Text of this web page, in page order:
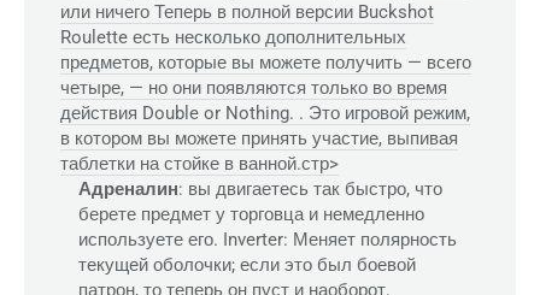
или ничего Теперь в полной версии Buckshot
Roulette есть несколько дополнительных
предметов, которые вы можете получить — всего
четыре, — но они появляются только во время
действия Double or Nothing. . Это игровой режим,
в котором вы можете принять участие, выпивая
таблетки на стойке в ванной.стр>
Адреналин: вы двигаетесь так быстро, что
берете предмет у торговца и немедленно
используете его. Inverter: Меняет полярность
текущей оболочки; если это был боевой
патрон, то теперь он пуст и наоборот.